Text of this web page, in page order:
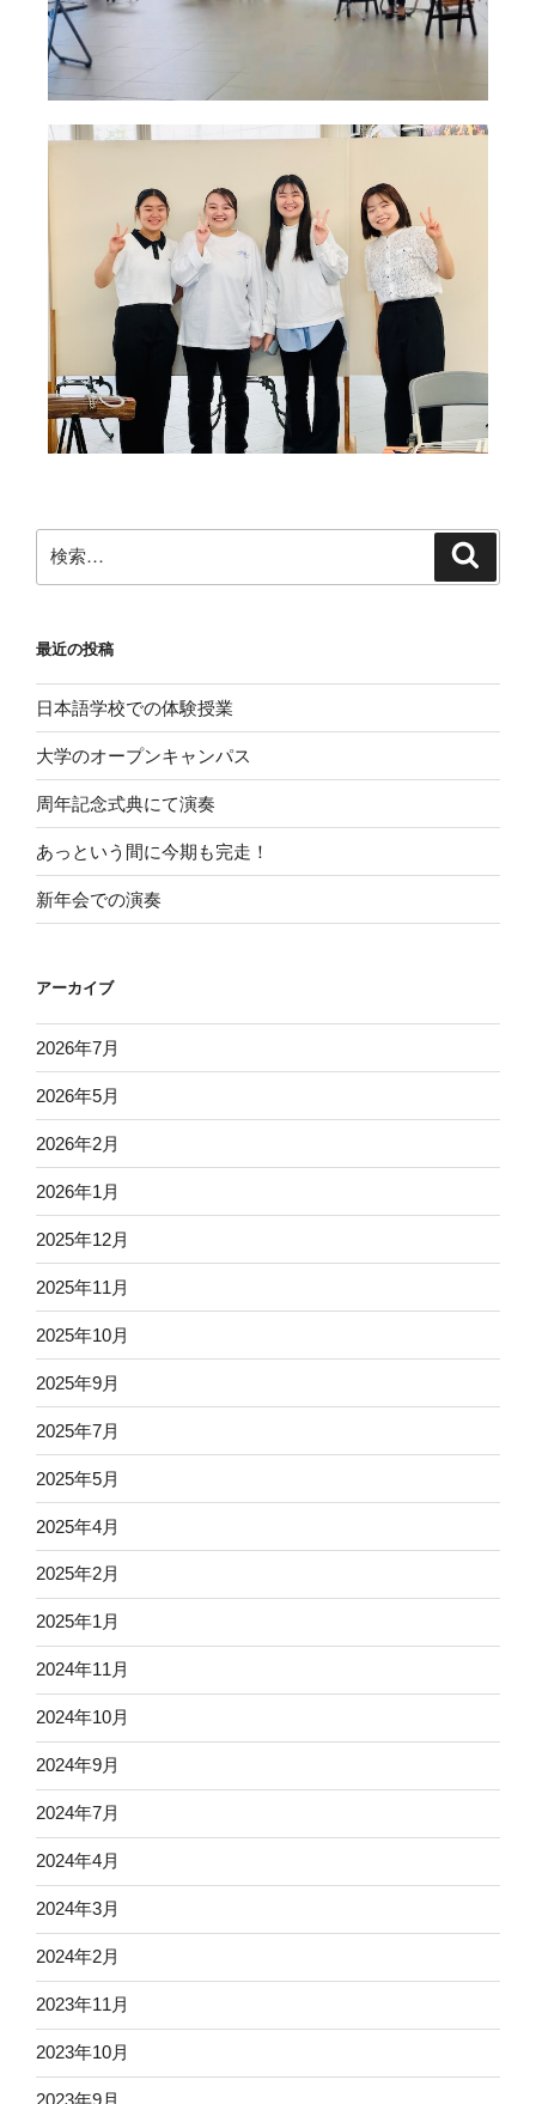
最近の投稿
日本語学校での体験授業
大学のオープンキャンパス
周年記念式典にて演奏
あっという間に今期も完走！
新年会での演奏
アーカイブ
2026年7月
2026年5月
2026年2月
2026年1月
2025年12月
2025年11月
2025年10月
2025年9月
2025年7月
2025年5月
2025年4月
2025年2月
2025年1月
2024年11月
2024年10月
2024年9月
2024年7月
2024年4月
2024年3月
2024年2月
2023年11月
2023年10月